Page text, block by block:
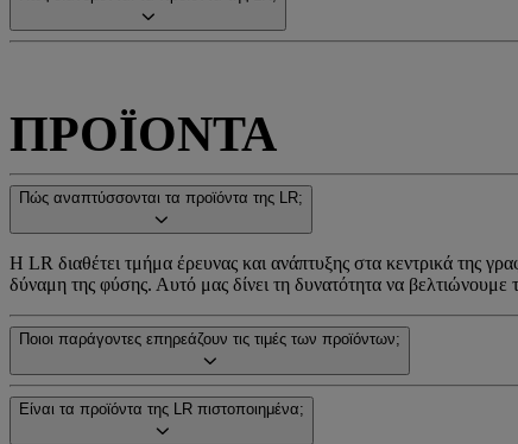
ΠΡΟΪΟΝΤΑ
Πώς αναπτύσσονται τα προϊόντα της LR;
Η LR διαθέτει τμήμα έρευνας και ανάπτυξης στα κεντρικά της
δύναμη της φύσης. Αυτό μας δίνει τη δυνατότητα να
Ποιοι παράγοντες επηρεάζουν τις τιμές των προϊόντων;
Είναι τα προϊόντα της LR πιστοποιημένα;